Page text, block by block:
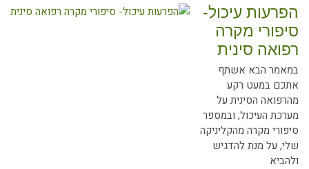
הפרעות עיכול-
סיפורי מקרה
רפואה סינית
במאמר הבא אשתף
אתכם במעט רקע
מהרפואה הסינית על
מערכת העיכול, ובמספר
סיפורי מקרה מהקליניקה
שלי, על מנת להדגיש
ולהביא